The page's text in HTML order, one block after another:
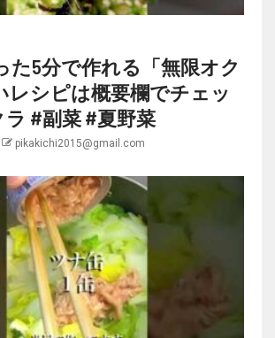
た5分で作れる「無限オク
レシピは概要欄でチェッ
#副菜 #夏野菜
pikakichi2015@gmail.com